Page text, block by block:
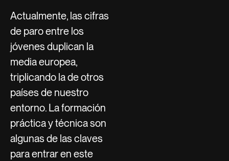
Actualmente, las cifras
de paro entre los
jóvenes duplican la
media europea,
triplicando la de otros
países de nuestro
entorno. La formación
práctica y técnica son
algunas de las claves
para entrar en este